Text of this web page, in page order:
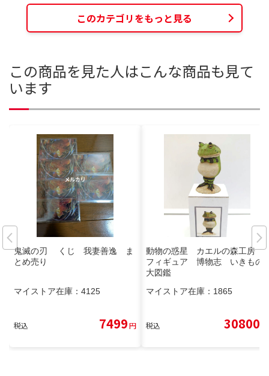
このカテゴリをもっと見る
この商品を見た人はこんな商品も見て
います
鬼滅の刃 くじ 我妻善逸 ま
とめ売り
マイストア在庫： 4125
税込 7499円
動物の惑星 カエルの森工房
フィギュア 博物志 いきもの
大図鑑
マイストア在庫： 1865
税込 30800